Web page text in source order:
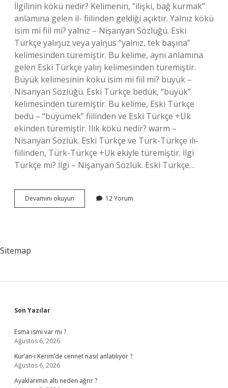
İlgilinin kökü nedir? Kelimenin, “ilişki, bağ kurmak”
anlamına gelen il- fiilinden geldiği açıktır. Yalnız kökü
isim mi fiil mi? yalnız – Nişanyan Sözlüğü. Eski
Türkçe yalıŋuz veya yalŋus “yalnız, tek başına”
kelimesinden türemiştir. Bu kelime, aynı anlamına
gelen Eski Türkçe yalıŋ kelimesinden türemiştir.
Büyük kelimesinin kökü isim mi fiil mi? büyük –
Nisanyan Sözlüğü. Eski Türkçe bedük, “büyük”
kelimesinden türemiştir. Bu kelime, Eski Türkçe
bedü – “büyümek” fiilinden ve Eski Türkçe +Uk
ekinden türemiştir. Ilık kökü nedir? warm –
Nisanyan Sözlük. Eski Türkçe ve Türk-Türkçe ılı-
fiilinden, Türk-Türkçe +Uk ekiyle türemiştir. İlgi
Türkçe mi? İlgi – Nişanyan Sözlük. Eski Türkçe…
Devamını okuyun
Kelimesinin
12 Yorum
Sitemap
Sidebar
Son Yazılar
Esma ismi var mı ?
Ağustos 6, 2026
Kur’an-ı Kerim’de cennet nasıl anlatılıyor ?
Ağustos 6, 2026
Ayaklarımın altı neden ağrır ?